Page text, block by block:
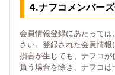
4.ナフコメンバー
会員情報登録にあたって
さい。登録された会員情報
損害が生じても、ナフコ
負う場合を除き、ナフコは